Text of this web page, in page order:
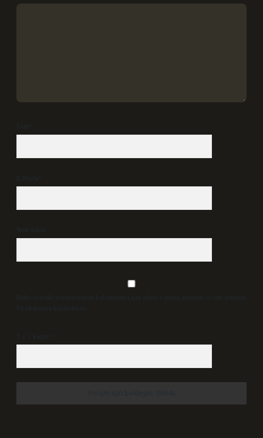
İsim*
E-Posta*
Web Sitesi
Daha sonraki yorumlarımda kullanılması için adım, e-posta adresim ve site adresim
bu tarayıcıya kaydedilsin.
5 + 3 kaçtır?